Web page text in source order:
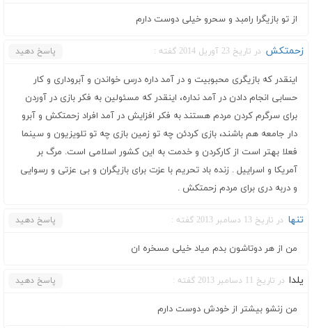
از تو بازیگرا رامبد و سحرو خیلی دوست دارم
زحمتکش در تاریخ 23 آوریل 2014 گفته : پاسخ دهید
اینقدر که بازیگری محبوبیت و در آمد داره درس خواندن و آبروداری و کار
حسابی انجام دادن در آمد نداره، اینقدر که مسئولین به فکر بازی در آوردن
برای سرگرم کردن مردم هستند به فکر افزایش در آمد افراد زحمتکش و آبرو
دار جامعه هم باشند، بازی کردئن چه تو زمین بازی چه تو تلویزیون و سینما
فعلا بهتر است از کارکردن و خدمت به این کشور اسلامی است. مرگ بر
آمریکا و اسراییل . زنده باد تحریم با عزت برای بازیگران و بی عزتی و رسوایی
و دربه دری برای مردم زحمتکش .
تنها در تاریخ 13 دسامبر 2013 گفته : پاسخ دهید
من از هر دوتاشون بدم میاد خیلی مسخره ان
یلدا در تاریخ 11 دسامبر 2013 گفته : پاسخ دهید
من زنشو بیشتر از خودش دوست دارم